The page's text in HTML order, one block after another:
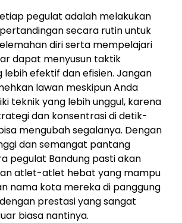
pegulat adalah melakukan
secara rutin untuk
diri serta mempelajari
dapat menyusun taktik
lebih efektif dan efisien. Jangan
lawan meskipun Anda
teknik yang lebih unggul, karena
dan konsentrasi di detik-
mengubah segalanya. Dengan
dan semangat pantang
pegulat Bandung pasti akan
atlet-atlet hebat yang mampu
nama kota mereka di panggung
prestasi yang sangat
biasa nantinya.